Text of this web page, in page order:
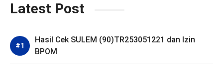
Latest Post
Hasil Cek SULEM (90)TR253051221 dan Izin
BPOM